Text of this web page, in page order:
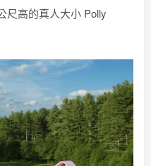
尺高的真人大小 Polly